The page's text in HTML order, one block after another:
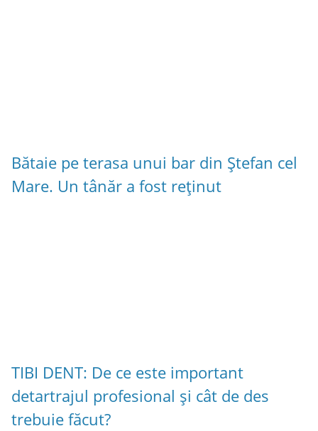
Bătaie pe terasa unui bar din Ștefan cel
Mare. Un tânăr a fost reținut
TIBI DENT: De ce este important
detartrajul profesional și cât de des
trebuie făcut?